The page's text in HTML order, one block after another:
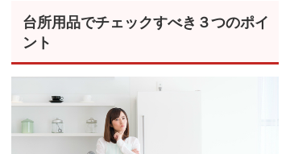
台所用品でチェックすべき３つのポイ
ント